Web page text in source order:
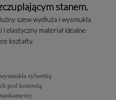
stanem.
szew wydłuża i wysmukla
elastyczny materiał idealne
kształty.
sylwetkę
pod kontrolą